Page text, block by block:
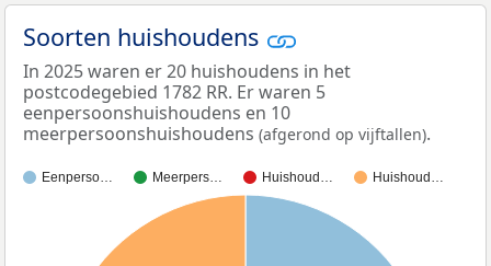
Soorten huishoudens
In 2025 waren er 20 huishoudens in het
postcodegebied 1782 RR. Er waren 5
eenpersoonshuishoudens en 10
meerpersoonshuishoudens (afgerond op vijftallen).
Eenperso… Meerpers… Huishoud… Huishoud…